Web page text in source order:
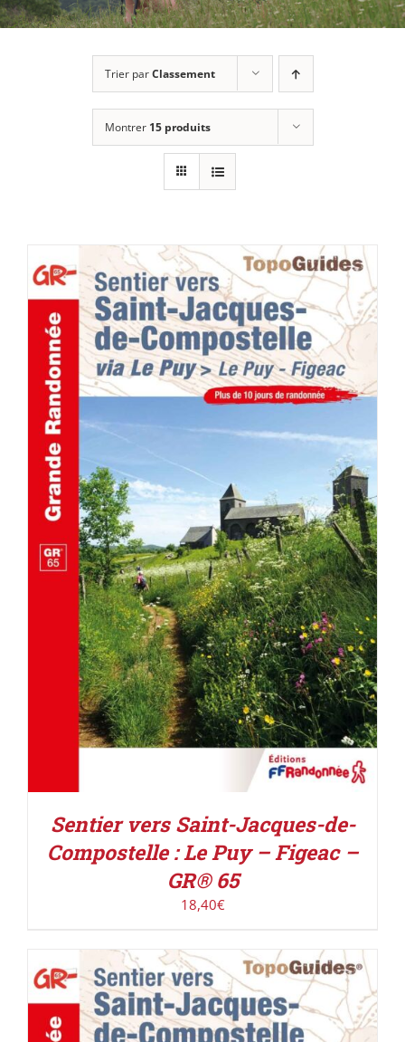
Trier parClassement
Montrer 15 produits
AJOUTER AU PANIER / DÉTAILS
Sentier vers Saint-Jacques-de-
Compostelle : Le Puy – Figeac –
GR® 65
18,40€